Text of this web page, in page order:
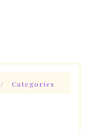
Categories